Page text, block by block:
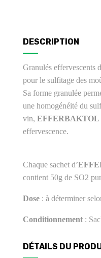
DESCRIPTION
Granulés effervescents
pour le sulfitage des
Sa forme granulée
une homogénéité du
vin, EFFERBAKTOL
effervescence.
Chaque sachet d’
contient 50g de SO2
Dose : à déterminer
Conditionnement :
DÉTAILS DU